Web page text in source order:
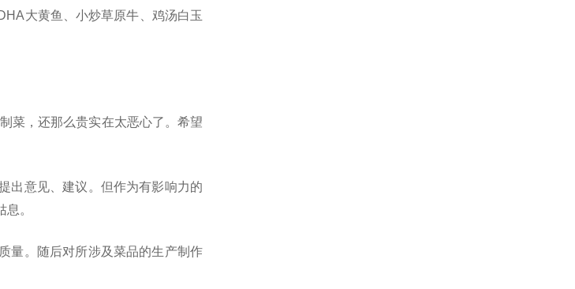
大黄鱼、小炒草原牛、鸡汤白玉
菜，还那么贵实在太恶心了。希望
出意见、建议。但作为有影响力的
。
量。随后对所涉及菜品的生产制作